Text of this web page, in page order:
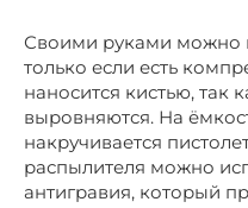
Своими руками можно
только если есть
наносится кистью, так
выровняются. На
накручивается
распылителя можно
антигравия, который